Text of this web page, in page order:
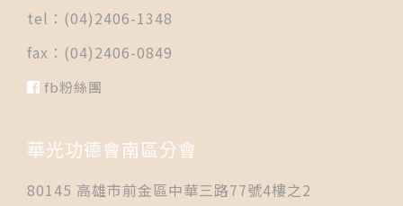
tel：(04)2406-1348
fax：(04)2406-0849
fb粉絲團
華光功德會南區分會
80145 高雄市前金區中華三路77號4樓之2